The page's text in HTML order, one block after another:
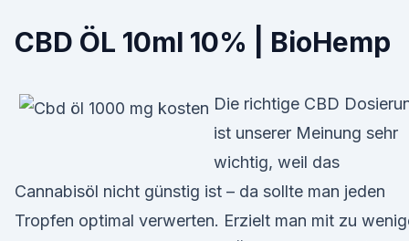
CBD ÖL 10ml 10% | BioHemp
Die richtige CBD
ist unserer Meinung sehr
wichtig, weil das
Cannabisöl nicht günstig ist – da sollte man jeden
Tropfen optimal verwerten. Erzielt man mit zu